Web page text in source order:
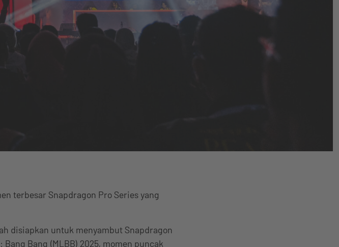
terbesar Snapdragon Pro Series yang
disiapkan untuk menyambut Snapdragon
Bang Bang (MLBB) 2025, momen puncak